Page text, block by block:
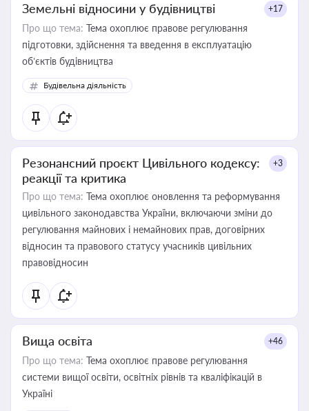
Земельні відносини у будівництві +17
Про що тема: Тема охоплює правове регулювання
підготовки, здійснення та введення в експлуатацію
об’єктів будівництва
Будівельна діяльність
Резонансний проєкт Цивільного кодексу:
реакції та критика
+3
Про що тема: Тема охоплює оновлення та реформування
цивільного законодавства України, включаючи зміни до
регулювання майнових і немайнових прав, договірних
відносин та правового статусу учасників цивільних
правовідносин
Вища освіта +46
Про що тема: Тема охоплює правове регулювання
системи вищої освіти, освітніх рівнів та кваліфікацій в
Україні